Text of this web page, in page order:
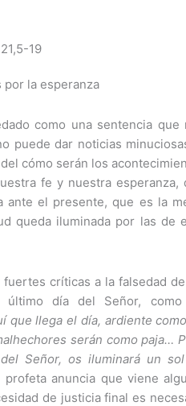
19
como una sentencia que
puede dar noticias
cómo serán los
fe y nuestra esperanza,
ante el presente, que es la
queda iluminada por las de
críticas a la falsedad
último día del Señor,
que llega el día, ardiente
serán como paja…
Señor, os iluminará un
profeta anuncia que viene
de justicia final es